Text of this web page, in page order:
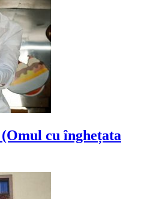
cu înghețata